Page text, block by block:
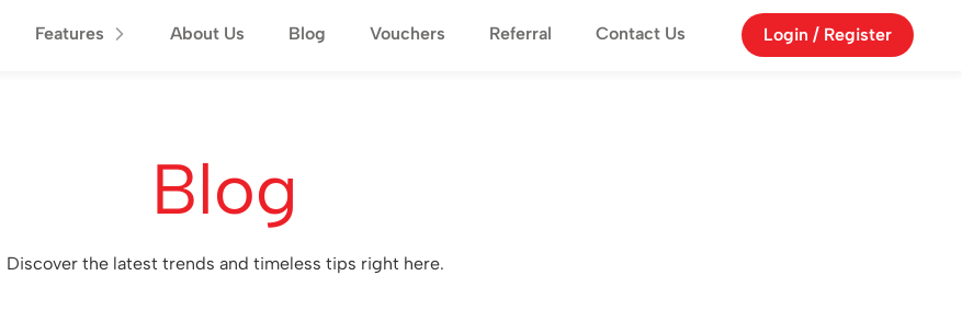
Login / Register
Features About Us Blog Vouchers Referral Contact Us
Blog
Discover the latest trends and timeless tips right here.